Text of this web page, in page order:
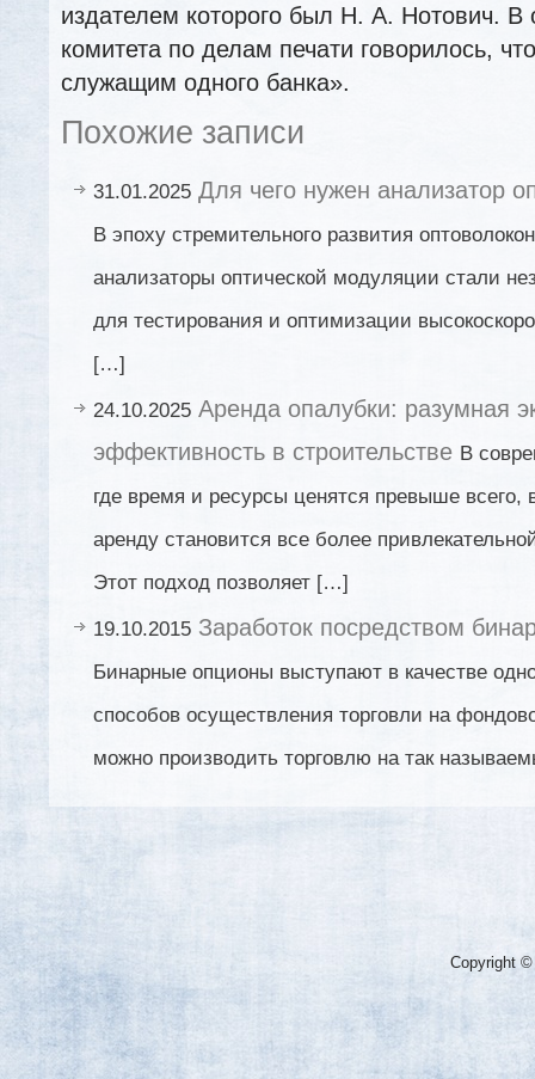
издателем которого был Н. А. Нотович. В
комитета по делам печати говорилось,
служащим одного банка».
Похожие записи
31.01.2025 Для чего нужен анализатор
В эпоху стремительного развития
анализаторы оптической модуляции стали
для тестирования и оптимизации
[…]
24.10.2025 Аренда опалубки: разумная
эффективность в строительстве В
где время и ресурсы ценятся превыше всего,
аренду становится все более
Этот подход позволяет […]
19.10.2015 Заработок посредством
Бинарные опционы выступают в качестве
способов осуществления торговли на
можно производить торговлю на так
Copyright ©